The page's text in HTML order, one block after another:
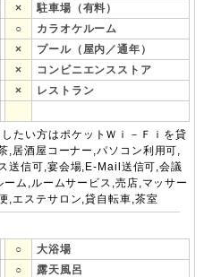
×
駐車場（有料）
○
カラオケルーム
×
プール（屋内／通年）
×
コンビニエンスストア
×
レストラン
たい方はポケットＷｉ－Ｆｉを貸
,居酒屋コーナー,パソコン利用可,
送信可,宴会場,E-Mail送信可,会議
ム,ルームサービス,売店,マッサー
,エステサロン,貸自転車,茶室
○
大浴場
○
露天風呂